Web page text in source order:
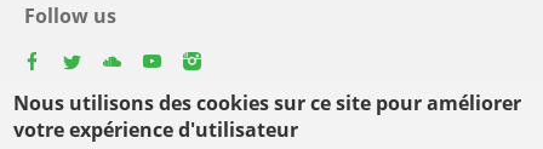
Nous utilisons des cookies sur ce site pour améliorer
votre expérience d'utilisateur
Follow us
Select